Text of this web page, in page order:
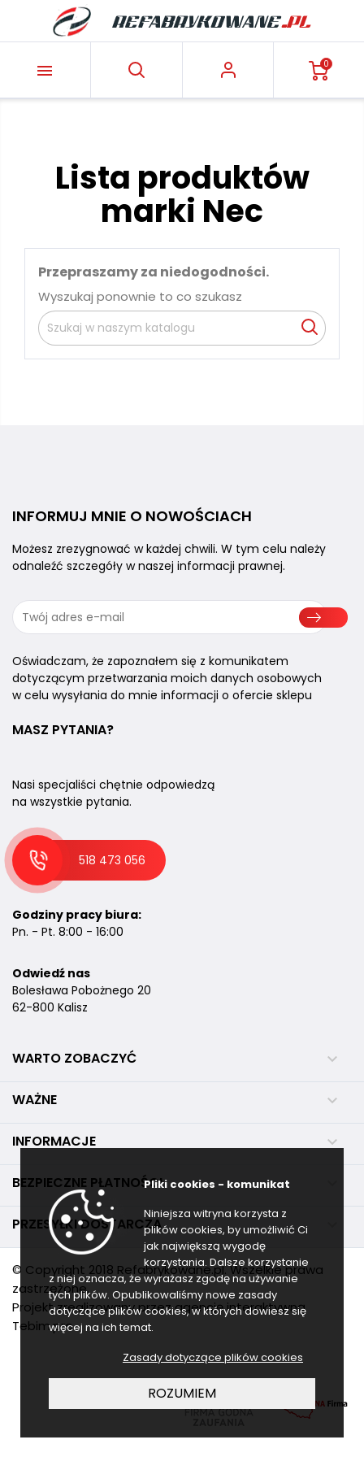
 0
Pliki cookies - komunikat
Niniejsza witryna korzysta z
plików cookies, by umożliwić Ci
jak największą wygodę
korzystania. Dalsze korzystanie
z niej oznacza, że wyrażasz zgodę na używanie
tych plików. Opublikowaliśmy nowe zasady
dotyczące plików cookies, w których dowiesz się
więcej na ich temat.
Zasady dotyczące plików cookies
ROZUMIEM
Lista produktów
marki Nec
Przepraszamy za niedogodności.
Wyszukaj ponownie to co szukasz
INFORMUJ MNIE O NOWOŚCIACH
Możesz zrezygnować w każdej chwili. W tym celu należy
odnaleźć szczegóły w naszej informacji prawnej.
Oświadczam, że zapoznałem się z komunikatem
dotyczącym przetwarzania moich danych osobowych
w celu wysyłania do mnie informacji o ofercie sklepu
MASZ PYTANIA?
Nasi specjaliści chętnie odpowiedzą
na wszystkie pytania.
518 473 056
Godziny pracy biura:
Pn. - Pt. 8:00 - 16:00
Odwiedź nas
Bolesława Pobożnego 20
62-800 Kalisz
WARTO ZOBACZYĆ 
WAŻNE 
INFORMACJE 
BEZPIECZNE PŁATNOŚCI
PRZESYŁKI DOSTARCZA
© Copyright 2018 Refabrykowane.pl. Wszelkie prawa
zastrzeżone.
Projekt zrealizowany przez agencję interaktywną
Tebim.pro